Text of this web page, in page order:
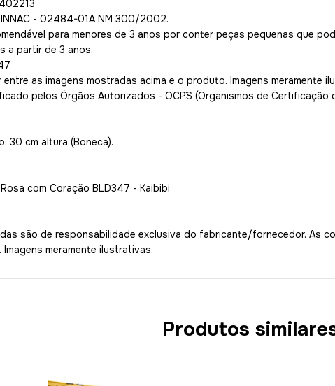
- 02484-01A NM 300/2002.
para menores de 3 anos por conter peças pequenas que
a partir de 3 anos.
as imagens mostradas acima e o produto. Imagens meramente
pelos Órgãos Autorizados - OCP´S (Organismos de Certificação
30 cm altura (Boneca).
com Coração BLD347 - Kaibibi
são de responsabilidade exclusiva do fabricante/fornecedor. As
meramente ilustrativas.
Produtos